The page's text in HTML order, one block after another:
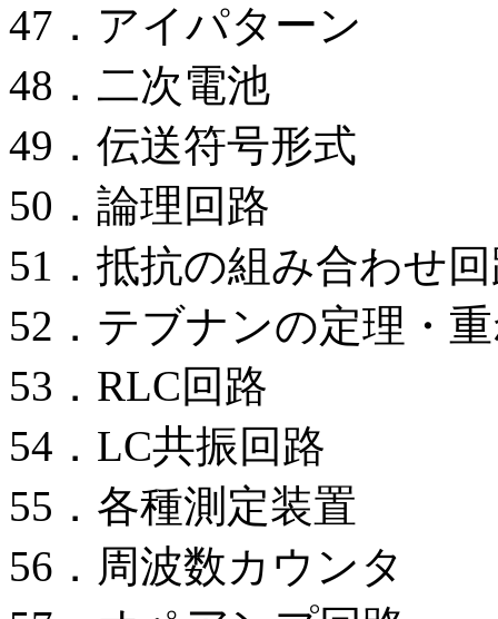
47．アイパターン
48．二次電池
49．伝送符号形式
50．論理回路
51．抵抗の組み合わせ
52．テブナンの定理・
53．RLC回路
54．LC共振回路
55．各種測定装置
56．周波数カウンタ